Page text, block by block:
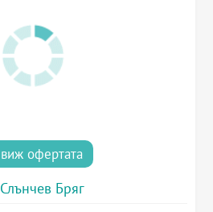
виж офертата
Слънчев Бряг